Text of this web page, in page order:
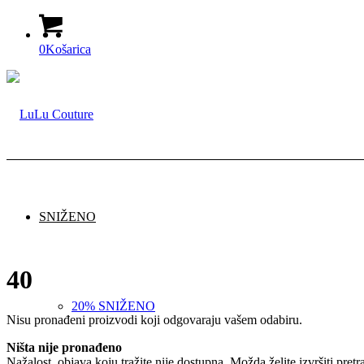
0Košarica
SNIŽENO
20% SNIŽENO
40
Nisu pronađeni proizvodi koji odgovaraju vašem odabiru.
Ništa nije pronađeno